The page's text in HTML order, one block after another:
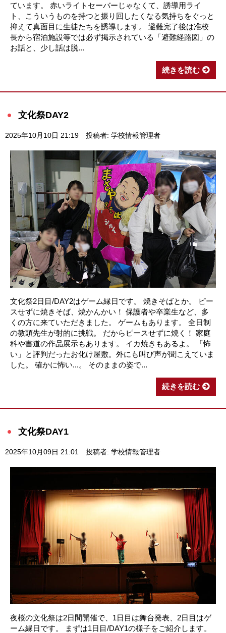
ています。 赤いライトセーバーじゃなくて、誘導用ライ
ト、こういうものを持つと振り回したくなる気持ちをぐっと
抑えて真面目に生徒たちを誘導します。 避難完了後は准校
長から宿泊施設等では必ず掲示されている「避難経路図」の
お話と、少し話は脱...
続きを読む
文化祭DAY2
2025年10月10日 21:19 投稿者: 学校情報管理者
文化祭2日目/DAY2はゲーム縁日です。 焼きそばとか。 ピー
スせずに焼きそば、焼かんかい！ 保護者や卒業生など、多
くの方に来ていただきました。 ゲームもあります。 全日制
の教頭先生が射的に挑戦。 だからピースせずに焼く！ 家庭
科や書道の作品展示もあります。 イカ焼きもあるよ。 「怖
い」と評判だったお化け屋敷。外にも叫び声が聞こえていま
した。 確かに怖い...。 そのままの姿で...
続きを読む
文化祭DAY1
2025年10月09日 21:01 投稿者: 学校情報管理者
夜桜の文化祭は2日間開催で、1日目は舞台発表、2日目はゲ
ーム縁日です。 まずは1日目/DAY1の様子をご紹介します。